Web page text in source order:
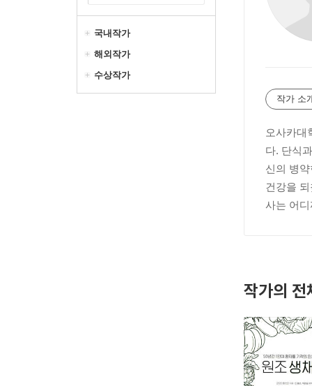
국내작가
해외작가
수상작가
작가 소
오사카대
다. 단식
신의 병
건강을
사는 어디
작가의 전